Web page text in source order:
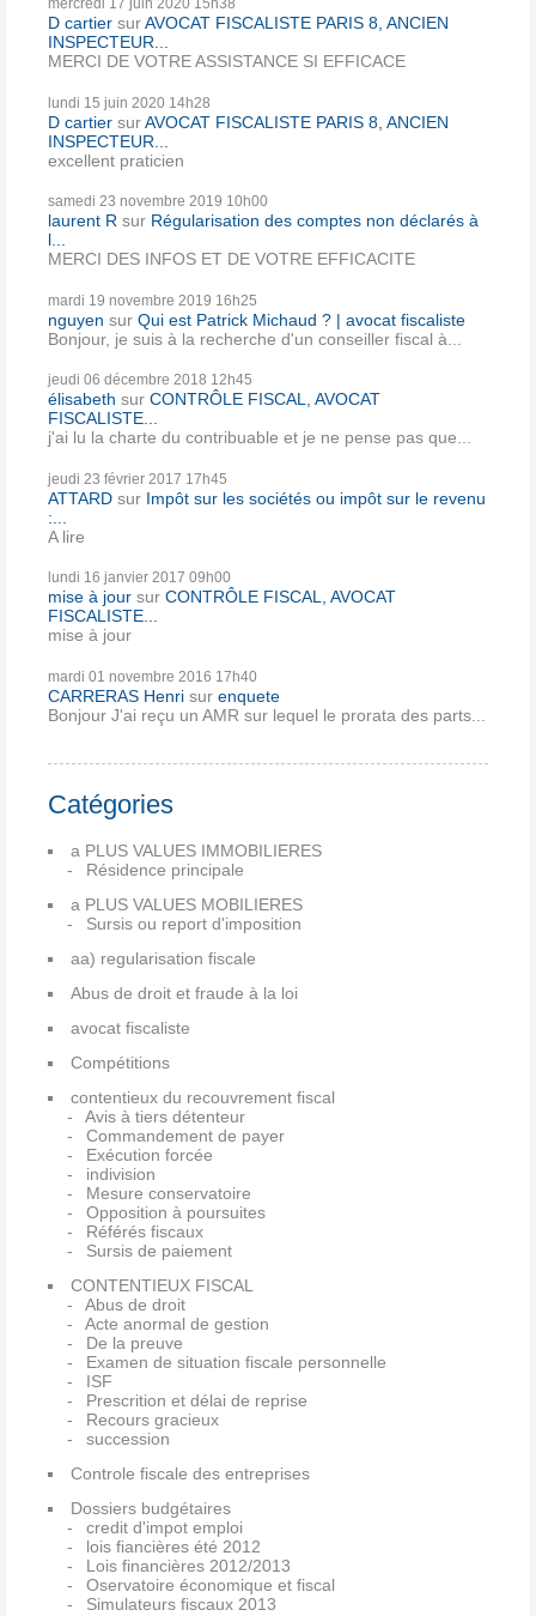
mercredi 17 juin 2020 15h38
D cartier surAVOCAT FISCALISTE PARIS 8, ANCIEN
INSPECTEUR...
MERCI DE VOTRE ASSISTANCE SI EFFICACE
lundi 15 juin 2020 14h28
D cartier surAVOCAT FISCALISTE PARIS 8, ANCIEN
INSPECTEUR...
excellent praticien
samedi 23 novembre 2019 10h00
laurent R sur Régularisation des comptes non déclarés à
l...
MERCI DES INFOS ET DE VOTRE EFFICACITE
mardi 19 novembre 2019 16h25
nguyen sur Qui est Patrick Michaud ? | avocat fiscaliste
Bonjour, je suis à la recherche d'un conseiller fiscal à...
jeudi 06 décembre 2018 12h45
élisabeth sur CONTRÔLE FISCAL, AVOCAT
FISCALISTE...
j'ai lu la charte du contribuable et je ne pense pas que...
jeudi 23 février 2017 17h45
ATTARD sur Impôt sur les sociétés ou impôt sur le revenu
:...
A lire
lundi 16 janvier 2017 09h00
mise à jour sur CONTRÔLE FISCAL, AVOCAT
FISCALISTE...
mise à jour
mardi 01 novembre 2016 17h40
CARRERAS Henri sur enquete
Bonjour J'ai reçu un AMR sur lequel le prorata des parts...
Catégories
a PLUS VALUES IMMOBILIERES
Résidence principale
a PLUS VALUES MOBILIERES
Sursis ou report d'imposition
aa) regularisation fiscale
Abus de droit et fraude à la loi
avocat fiscaliste
Compétitions
contentieux du recouvrement fiscal
Avis à tiers détenteur
Commandement de payer
Exécution forcée
indivision
Mesure conservatoire
Opposition à poursuites
Référés fiscaux
Sursis de paiement
CONTENTIEUX FISCAL
Abus de droit
Acte anormal de gestion
De la preuve
Examen de situation fiscale personnelle
ISF
Prescrition et délai de reprise
Recours gracieux
succession
Controle fiscale des entreprises
Dossiers budgétaires
credit d'impot emploi
lois fiancières été 2012
Lois financières 2012/2013
Oservatoire économique et fiscal
Simulateurs fiscaux 2013